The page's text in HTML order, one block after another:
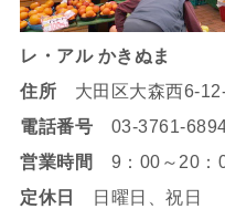
レ・アル かきぬま
住所 大田区大森西6-
電話番号 03-3761-
営業時間
9：00～20：
定休日
日曜日、祝日